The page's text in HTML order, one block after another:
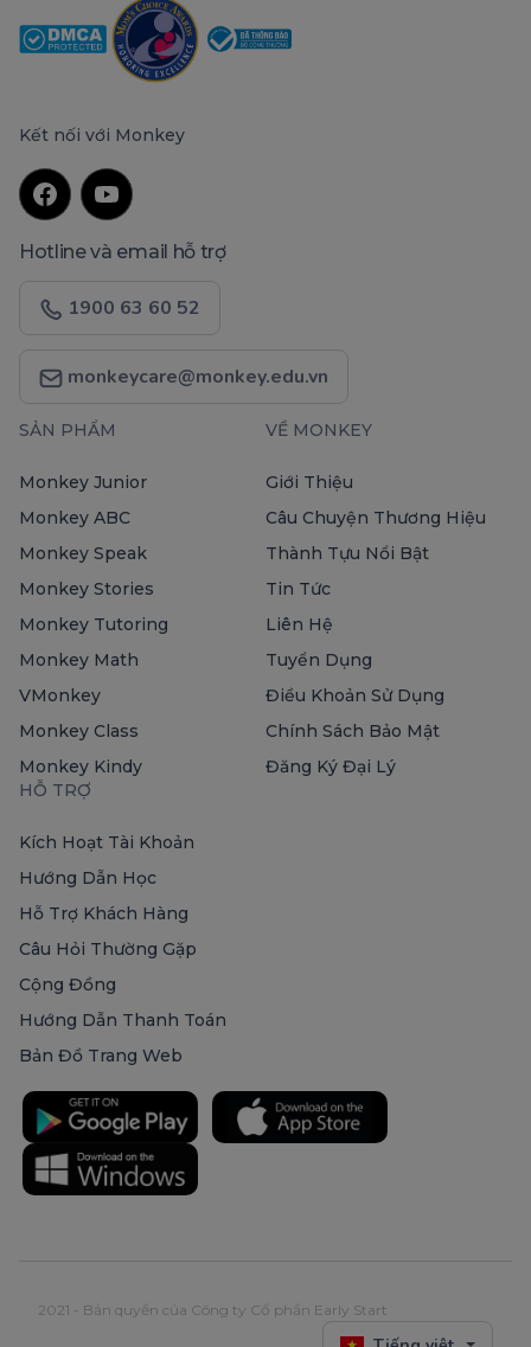
Kết nối với Monkey
Hotline và email hỗ trợ
1900 63 60 52
monkeycare@monkey.edu.vn
SẢN PHẨM
Monkey Junior
Monkey ABC
Monkey Speak
Monkey Stories
Monkey Tutoring
Monkey Math
VMonkey
Monkey Class
Monkey Kindy
VỀ MONKEY
Giới Thiệu
Câu Chuyện Thương Hiệu
Thành Tựu Nổi Bật
Tin Tức
Liên Hệ
Tuyển Dụng
Điều Khoản Sử Dụng
Chính Sách Bảo Mật
Đăng Ký Đại Lý
HỖ TRỢ
Kích Hoạt Tài Khoản
Hướng Dẫn Học
Hỗ Trợ Khách Hàng
Câu Hỏi Thường Gặp
Cộng Đồng
Hướng Dẫn Thanh Toán
Bản Đồ Trang Web
2021 - Bản quyền của Công ty Cổ phần Early Start